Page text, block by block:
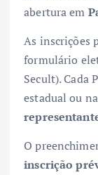
abertura em
As inscrições
formulário
Secult). Cada
estadual ou
O
inscrição